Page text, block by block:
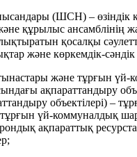
(ШСН) – өзіндік
құрылыс ансамблінің
қосалқы
және көркемдік-сәндік
және тұрғын үй-
ақпараттандыру
объектілері) –
үй-коммуналдық
ақпараттық